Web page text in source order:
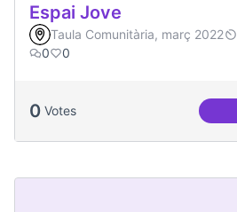
Espai Jove
Taula Comunitària, març 2022
0
0
0 Votes